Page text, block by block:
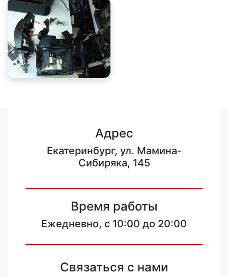
Адрес
Екатеринбург, ул. Мамина-
Сибиряка, 145
Время работы
Ежедневно, с 10:00 до 20:00
Связаться с нами